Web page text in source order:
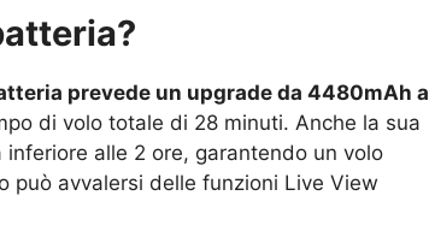
prevede un upgrade da 4480mAh a
di volo totale di 28 minuti. Anche la sua
alle 2 ore, garantendo un volo
può avvalersi delle funzioni Live View